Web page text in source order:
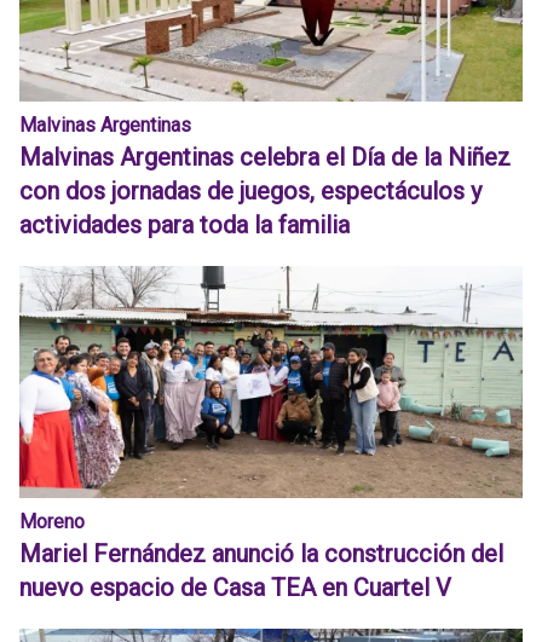
Malvinas Argentinas
Malvinas Argentinas celebra el Día de la Niñez
con dos jornadas de juegos, espectáculos y
actividades para toda la familia
Moreno
Mariel Fernández anunció la construcción del
nuevo espacio de Casa TEA en Cuartel V